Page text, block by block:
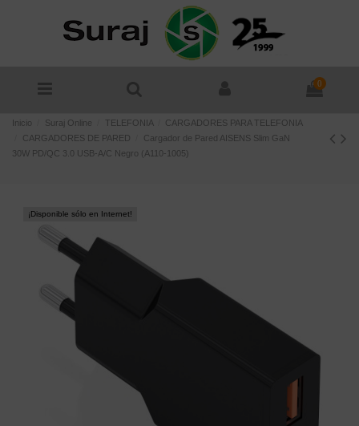
0
Inicio Suraj Online TELEFONIA
CARGADORES PARA TELEFONIA
CARGADORES DE PARED
Cargador de Pared AISENS Slim GaN
30W PD/QC 3.0 USB-A/C Negro (A110-1005)
¡Disponible sólo en Internet!